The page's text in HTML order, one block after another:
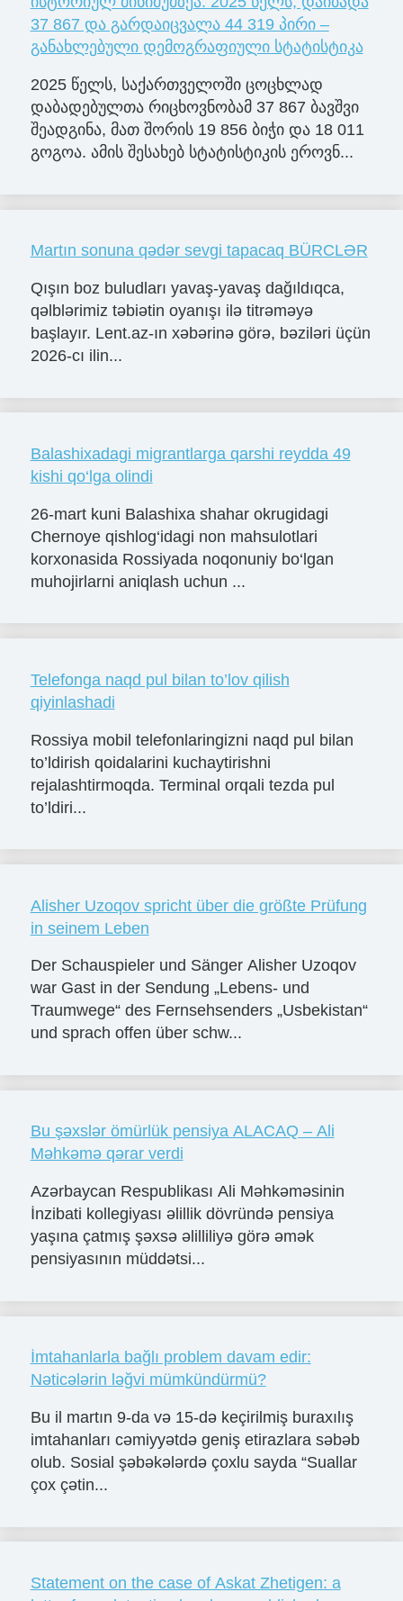
37 867 და გარდაიცვალა 44 319 პირი –
განახლებული დემოგრაფიული სტატისტიკა
2025 წელს, საქართველოში ცოცხლად
დაბადებულთა რიცხოვნობამ 37 867 ბავშვი
შეადგინა, მათ შორის 19 856 ბიჭი და 18 011
გოგოა. ამის შესახებ სტატისტიკის ეროვნ...
Martın sonuna qədər sevgi tapacaq BÜRCLƏR
Qışın boz buludları yavaş-yavaş dağıldıqca,
qəlblərimiz təbiətin oyanışı ilə titrəməyə
başlayır. Lent.az-ın xəbərinə görə, bəziləri üçün
2026-cı ilin...
Balashixadagi migrantlarga qarshi reydda 49
kishi qo‘lga olindi
26-mart kuni Balashixa shahar okrugidagi
Chernoye qishlog‘idagi non mahsulotlari
korxonasida Rossiyada noqonuniy bo‘lgan
muhojirlarni aniqlash uchun ...
Telefonga naqd pul bilan to’lov qilish
qiyinlashadi
Rossiya mobil telefonlaringizni naqd pul bilan
to’ldirish qoidalarini kuchaytirishni
rejalashtirmoqda. Terminal orqali tezda pul
to’ldiri...
Alisher Uzoqov spricht über die größte Prüfung
in seinem Leben
Der Schauspieler und Sänger Alisher Uzoqov
war Gast in der Sendung „Lebens- und
Traumwege“ des Fernsehsenders „Usbekistan“
und sprach offen über schw...
Bu şəxslər ömürlük pensiya ALACAQ – Ali
Məhkəmə qərar verdi
Azərbaycan Respublikası Ali Məhkəməsinin
İnzibati kollegiyası əlillik dövründə pensiya
yaşına çatmış şəxsə əlilliliyə görə əmək
pensiyasının müddətsi...
İmtahanlarla bağlı problem davam edir:
Nəticələrin ləğvi mümkündürmü?
Bu il martın 9-da və 15-də keçirilmiş buraxılış
imtahanları cəmiyyətdə geniş etirazlara səbəb
olub. Sosial şəbəkələrdə çoxlu sayda “Suallar
çox çətin...
Statement on the case of Askat Zhetigen: a